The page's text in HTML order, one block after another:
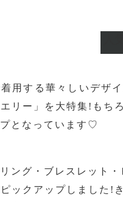
用する華々しいデザ
エリー」を大特集!も
となっています♡
リング・ブレスレット
ックアップしました!